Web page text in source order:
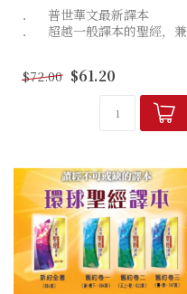
． 普世華文最新譯本
． 超越一般譯本的聖經，兼
的原意
$72.00 $61.20